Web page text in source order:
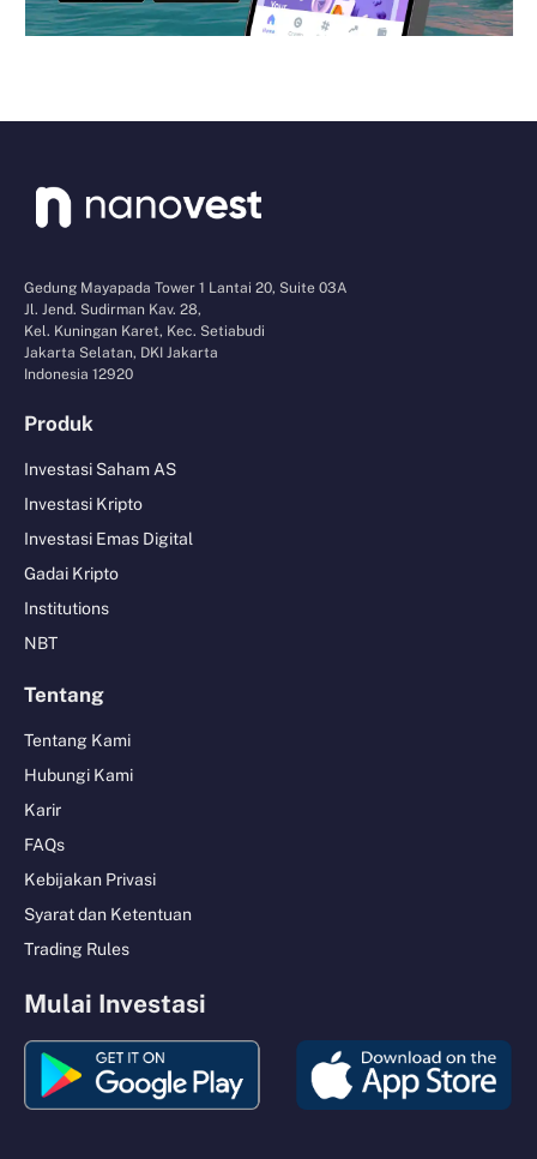
Gedung Mayapada Tower 1 Lantai 20, Suite 03A
Jl. Jend. Sudirman Kav. 28,
Kel. Kuningan Karet, Kec. Setiabudi
Jakarta Selatan, DKI Jakarta
Indonesia 12920
Produk
Investasi Saham AS
Investasi Kripto
Investasi Emas Digital
Gadai Kripto
Institutions
NBT
Tentang
Tentang Kami
Hubungi Kami
Karir
FAQs
Kebijakan Privasi
Syarat dan Ketentuan
Trading Rules
Mulai Investasi